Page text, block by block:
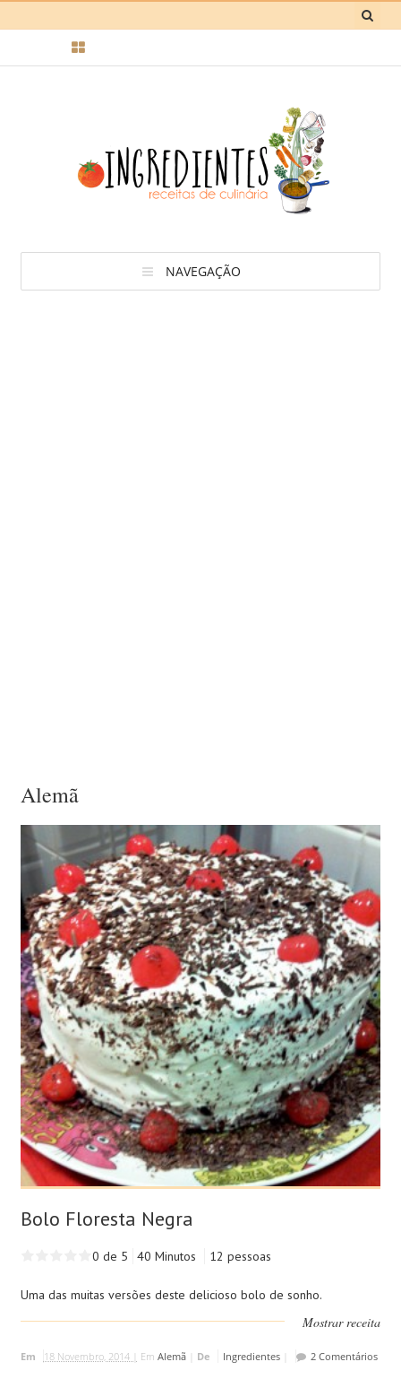
NAVEGAÇÃO
Alemã
Bolo Floresta Negra
0 de 5 40 Minutos 12 pessoas
Uma das muitas versões deste delicioso bolo de sonho.
Mostrar receita
Em 18 Novembro, 2014 | Em Alemã| De Ingredientes| 2 Comentários